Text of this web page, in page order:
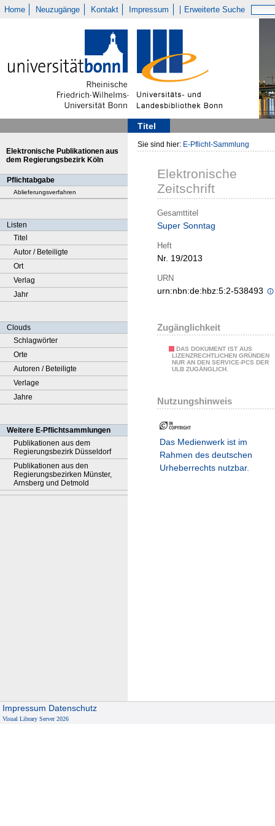
Home Neuzugänge Kontakt Impressum Erweiterte Suche
Titel
Elektronische Publikationen aus
dem Regierungsbezirk Köln
Pflichtabgabe
Ablieferungsverfahren
Listen
Titel
Autor / Beteiligte
Ort
Verlag
Jahr
Clouds
Schlagwörter
Orte
Autoren / Beteiligte
Verlage
Jahre
Weitere E-Pflichtsammlungen
Publikationen aus dem
Regierungsbezirk Düsseldorf
Publikationen aus den
Regierungsbezirken Münster,
Arnsberg und Detmold
Sie sind hier: E-Pflicht-Sammlung
Elektronische
Zeitschrift
Gesamttitel
Super Sonntag
Heft
Nr. 19/2013
URN
urn:nbn:de:hbz:5:2-538493
Zugänglichkeit
DAS DOKUMENT IST AUS
LIZENZRECHTLICHEN GRÜNDEN
NUR AN DEN SERVICE-PCS DER
ULB ZUGÄNGLICH.
Nutzungshinweis
Das Medienwerk ist im
Rahmen des deutschen
Urheberrechts nutzbar.
Impressum Datenschutz
Visual Library Server 2026